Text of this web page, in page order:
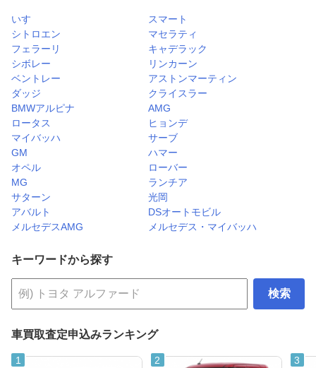
いすゞ
スマート
シトロエン
マセラティ
フェラーリ
キャデラック
シボレー
リンカーン
ベントレー
アストンマーティン
ダッジ
クライスラー
BMWアルピナ
AMG
ロータス
ヒョンデ
マイバッハ
サーブ
GM
ハマー
オペル
ローバー
MG
ランチア
サターン
光岡
アバルト
DSオートモビル
メルセデスAMG
メルセデス・マイバッハ
キーワードから探す
検索
車買取査定申込みランキング